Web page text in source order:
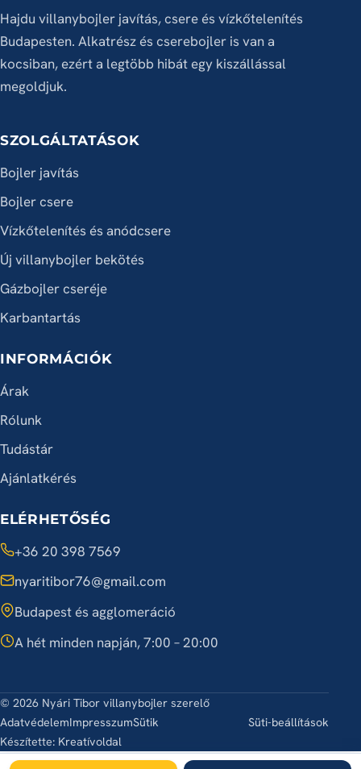
Hajdu villanybojler javítás, csere és vízkőtelenítés
Budapesten. Alkatrész és cserebojler is van a
kocsiban, ezért a legtöbb hibát egy kiszállással
megoldjuk.
SZOLGÁLTATÁSOK
Bojler javítás
Bojler csere
Vízkőtelenítés és anódcsere
Új villanybojler bekötés
Gázbojler cseréje
Karbantartás
INFORMÁCIÓK
Árak
Rólunk
Tudástár
Ajánlatkérés
ELÉRHETŐSÉG
+36 20 398 7569
nyaritibor76@gmail.com
Budapest és agglomeráció
A hét minden napján, 7:00 – 20:00
© 2026 Nyári Tibor villanybojler szerelő
AdatvédelemImpresszumSütik
Süti-beállítások
Készítette: Kreatívoldal